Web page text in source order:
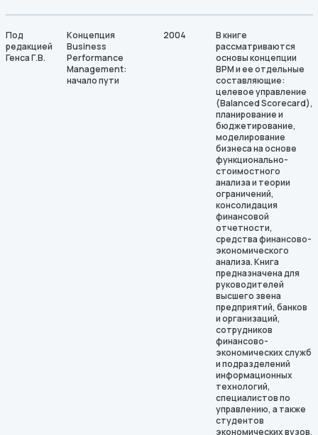
Под
редакцией
Генса Г.В.
Концепция
Business
Performance
Management:
начало пути
2004
В книге
рассматриваются
основы концепции
BPM и ее отдельные
составляющие:
целевое управление
(Balanced Scorecard),
планирование и
бюджетирование,
моделирование
бизнеса на основе
функционально-
стоимостного
анализа и теории
ограничений,
консолидация
финансовой
отчетности,
средства финансово-
экономического
анализа. Книга
предназначена для
руководителей
высшего звена
предприятий, банков
и организаций,
сотрудников
финансово-
экономических служб
и подразделений
информационных
технологий,
специалистов по
управлению, а также
студентов
экономических вузов.